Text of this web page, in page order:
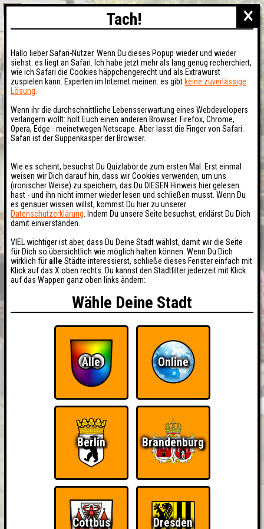
×
Tach!
Hallo lieber Safari-Nutzer. Wenn Du dieses Popup wieder und wieder
siehst: es liegt an Safari. Ich habe jetzt mehr als lang genug recherchiert,
wie ich Safari die Cookies häppchengerecht und als Extrawurst
zuspielen kann. Experten im Internet meinen: es gibt keine zuverlässige
Lösung
Wenn ihr die durchschnittliche Lebensserwartung eines Webdevelopers
verlängern wollt: holt Euch einen anderen Browser. Firefox, Chrome,
Opera, Edge - meinetwegen Netscape. Aber lasst die Finger von Safari.
Safari ist der Suppenkasper der Browser.
Wie es scheint, besuchst Du Quizlabor.de zum ersten Mal. Erst einmal
weisen wir Dich darauf hin, dass wir Cookies verwenden, um uns
(ironischer Weise) zu speichern, das Du DIESEN Hinweis hier gelesen
hast - und ihn nicht immer wieder lesen und schließen musst. Wenn Du
es genauer wissen willst, kommst Du hier zu unserer
Datenschutzerklärung . Indem Du unsere Seite besuchst, erklärst Du Dich
damit einverstanden.
VIEL wichtiger ist aber, dass Du Deine Stadt wählst, damit wir die Seite
für Dich so übersichtlich wie möglich halten können. Wenn Du Dich
wirklich füralle Städte interessierst, schließe dieses Fenster einfach mit
Klick auf das X oben rechts. Du kannst den Stadtfilter jederzeit mit Klick
auf das Wappen ganz oben links ändern:
Wähle Deine Stadt
Alle Online
Berlin Brandenburg
Cottbus Dresden